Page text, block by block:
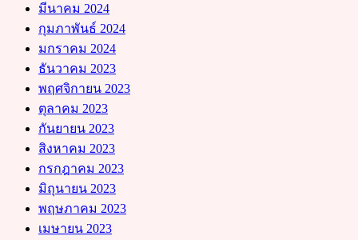
มีนาคม 2024
กุมภาพันธ์ 2024
มกราคม 2024
ธันวาคม 2023
พฤศจิกายน 2023
ตุลาคม 2023
กันยายน 2023
สิงหาคม 2023
กรกฎาคม 2023
มิถุนายน 2023
พฤษภาคม 2023
เมษายน 2023